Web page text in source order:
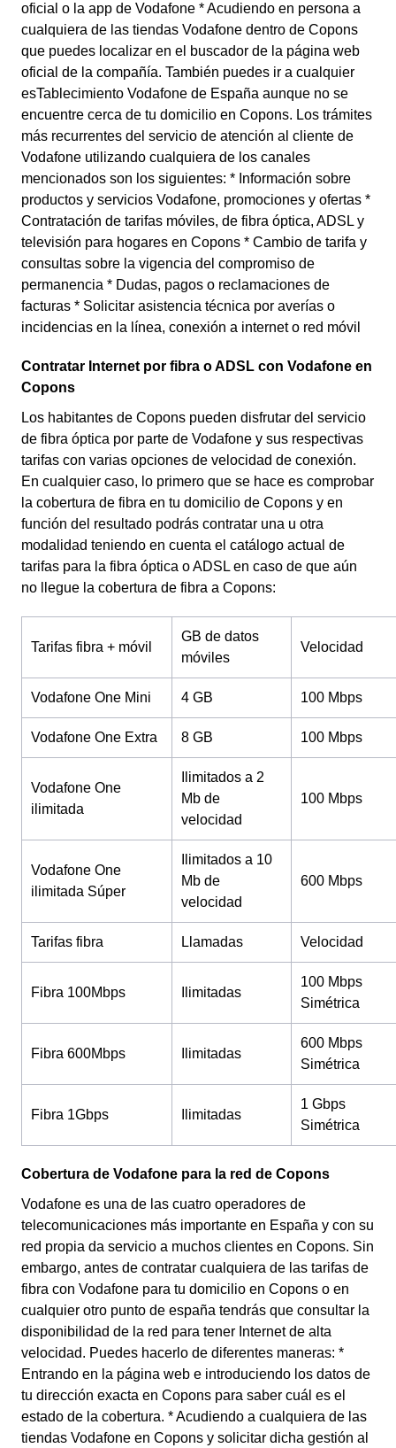
oficial o la app de Vodafone * Acudiendo en persona a
cualquiera de las tiendas Vodafone dentro de Copons
que puedes localizar en el buscador de la página web
oficial de la compañía. También puedes ir a cualquier
esTablecimiento Vodafone de España aunque no se
encuentre cerca de tu domicilio en Copons. Los trámites
más recurrentes del servicio de atención al cliente de
Vodafone utilizando cualquiera de los canales
mencionados son los siguientes: * Información sobre
productos y servicios Vodafone, promociones y ofertas *
Contratación de tarifas móviles, de fibra óptica, ADSL y
televisión para hogares en Copons * Cambio de tarifa y
consultas sobre la vigencia del compromiso de
permanencia * Dudas, pagos o reclamaciones de
facturas * Solicitar asistencia técnica por averías o
incidencias en la línea, conexión a internet o red móvil
Contratar Internet por fibra o ADSL con Vodafone en
Copons
Los habitantes de Copons pueden disfrutar del servicio
de fibra óptica por parte de Vodafone y sus respectivas
tarifas con varias opciones de velocidad de conexión.
En cualquier caso, lo primero que se hace es comprobar
la cobertura de fibra en tu domicilio de Copons y en
función del resultado podrás contratar una u otra
modalidad teniendo en cuenta el catálogo actual de
tarifas para la fibra óptica o ADSL en caso de que aún
no llegue la cobertura de fibra a Copons:
Tarifas fibra + móvil
GB de datos
móviles
Velocidad
Vodafone One Mini 4 GB 100 Mbps
Vodafone One Extra 8 GB 100 Mbps
Vodafone One
ilimitada
Ilimitados a 2
Mb de
velocidad
100 Mbps
Vodafone One
ilimitada Súper
Ilimitados a 10
Mb de
velocidad
600 Mbps
Tarifas fibra Llamadas Velocidad
Fibra 100Mbps Ilimitadas
100 Mbps
Simétrica
Fibra 600Mbps Ilimitadas
600 Mbps
Simétrica
Fibra 1Gbps Ilimitadas
1 Gbps
Simétrica
Cobertura de Vodafone para la red de Copons
Vodafone es una de las cuatro operadores de
telecomunicaciones más importante en España y con su
red propia da servicio a muchos clientes en Copons. Sin
embargo, antes de contratar cualquiera de las tarifas de
fibra con Vodafone para tu domicilio en Copons o en
cualquier otro punto de españa tendrás que consultar la
disponibilidad de la red para tener Internet de alta
velocidad. Puedes hacerlo de diferentes maneras: *
Entrando en la página web e introduciendo los datos de
tu dirección exacta en Copons para saber cuál es el
estado de la cobertura. * Acudiendo a cualquiera de las
tiendas Vodafone en Copons y solicitar dicha gestión al